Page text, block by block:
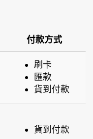
付款方式
刷卡
匯款
貨到付款
貨到付款